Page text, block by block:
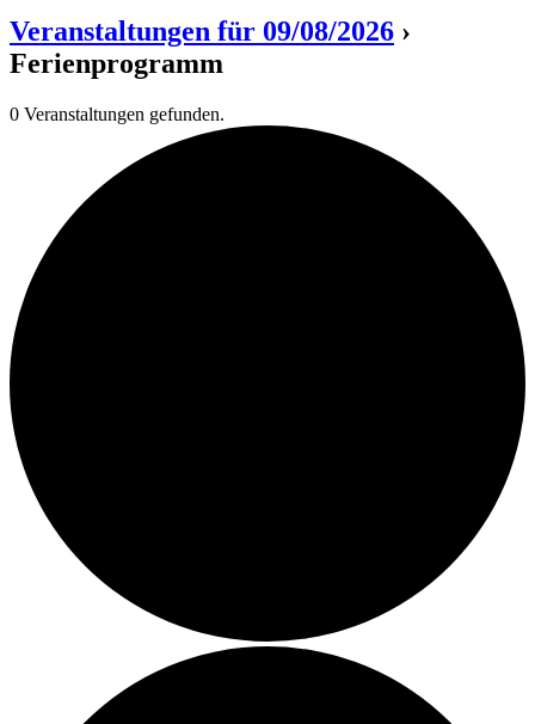
Veranstaltungen für 09/08/2026 ›
Ferienprogramm
0 Veranstaltungen gefunden.